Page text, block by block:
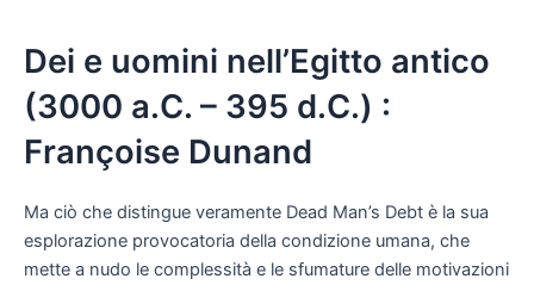
Dei e uomini nell’Egitto antico
(3000 a.C. – 395 d.C.) :
Françoise Dunand
Ma ciò che distingue veramente Dead Man’s Debt è la sua
esplorazione provocatoria della condizione umana, che
mette a nudo le complessità e le sfumature delle motivazioni